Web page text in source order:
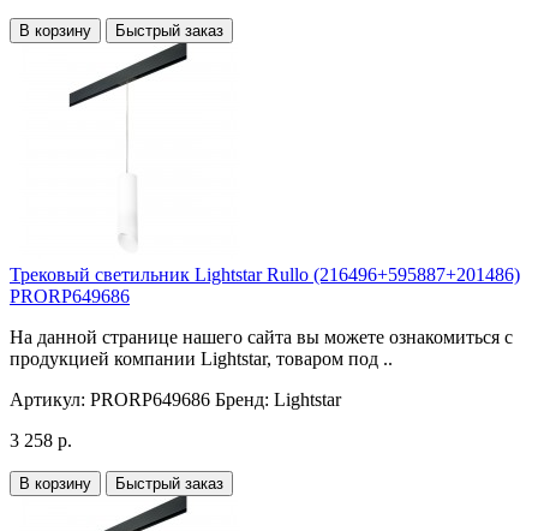
В корзину Быстрый заказ
Трековый светильник Lightstar Rullo (216496+595887+201486)
PRORP649686
На данной странице нашего сайта вы можете ознакомиться с
продукцией компании Lightstar, товаром под ..
Артикул: PRORP649686 Бренд: Lightstar
3 258 р.
В корзину Быстрый заказ